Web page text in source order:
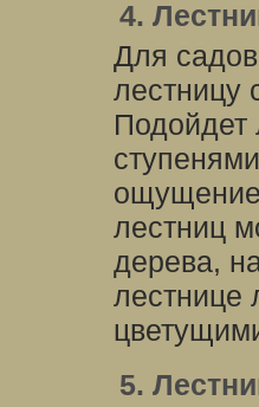
4.
Для
лестницу
Подойдет
ощущение
лестниц
дерева,
лестнице
5.